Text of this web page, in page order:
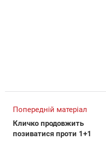
Попередній матеріал
Кличко продовжить
позиватися проти 1+1